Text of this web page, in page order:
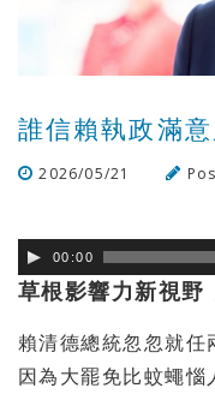
誰信賴執政滿
2026/05/21
00:00
草根影響力新視野
賴清德總統忽忽就任
因為大罷免比蚊蠅惱